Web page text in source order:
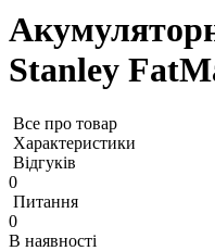
Stanley
Все про товар
Характеристики
Відгуків
0
Питання
0
В наявності